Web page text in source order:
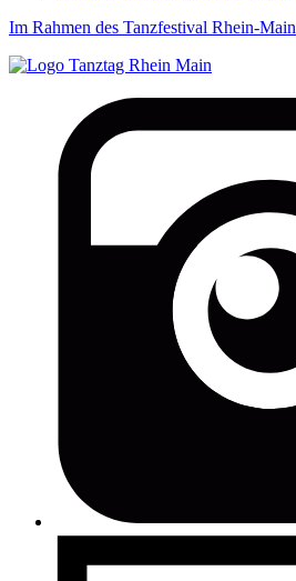
Im Rahmen des Tanzfestival Rhein-Main